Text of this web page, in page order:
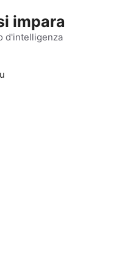
impara
d'intelligenza